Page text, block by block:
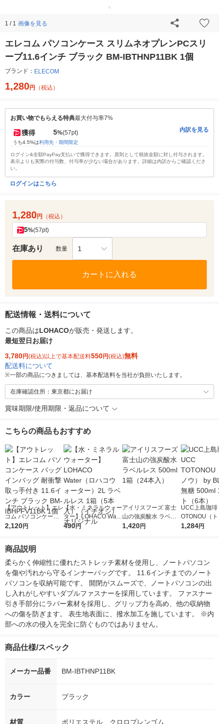
1 / 1 画像を見る
エレコム パソコンケース スリムネオプレンPCスリ
ーブ11.6インチ ブラック BM-IBTHNP11BK 1個
ブランド： ELECOM
1,280円 （税込）
お買い物でもらえる特典最大付与率7%
獲得 5%(57pt)
うち4.5%は利用先・期間限定
内訳を見る
ログイン&全額PayPay支払いで獲得できます。原則として税抜金額に対し付与されます。
表示よりも実際の付与数、付与率が少ない場合があります。詳細は内訳からご確認くださ
い。
ログインはこちら
1,280円 （税込）
5%(57pt)
在庫あり 数量 1
カートに入れる
配送情報・送料について
この商品はLOHACOが販売・発送します。
最短翌日お届け
3,780円(税込)以上で基本配送料550円(税込)無料
配送料について
※一部の商品につきましては、基本配送料を当社が負担いたします。
在庫確認住所：東京都にお届け
賞味期限/使用期限・返品について
こちらの商品もおすすめ
【アウトレット】エレ
コム パソコンケース
バッグインバッグ 耐
BHPFV11BK 1個
2,120円
【水・ミネラルウォー
ター】LOHACO Wate
r（ロハコウォータ
490円
アイリスフーズ 富士
山の強炭酸水 ラベル
レス 500ml 1箱（24
1,420円
UCC上島珈琲
OTONOU（
ウ） by
1,284円
商品説明
柔らかく伸縮性に優れたストレッチ素材を使用し、ノートパソコン
を傷や汚れから守るインナーバッグです。 11.6インチまでのノート
パソコンを収納可能です。 開閉がスムーズで、ノートパソコンの出
し入れがしやすいダブルファスナーを採用しています。 ファスナー
引き手部分にラバー素材を採用し、グリップ力を高め、他の収納物
への傷を防ぎます。 表生地表面に、撥水加工を施しています。 ※内
部への水の侵入を完全に防ぐものではありません。
商品仕様/スペック
メーカー品番 BM-IBTHNP11BK
カラー ブラック
材質 ポリエステル、クロロプレンゴム